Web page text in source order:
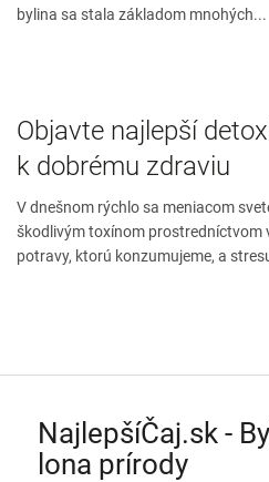
bylina sa stala základom mnohých...
Objavte najlepší
k dobrému zdraviu
V dnešnom rýchlo sa meniacom
škodlivým toxínom prostredníctvom
potravy, ktorú konzumujeme, a
NajlepšíČaj.sk -
lona prírody